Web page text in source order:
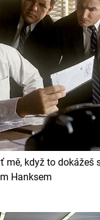
mě, když to dokážeš
Hanksem